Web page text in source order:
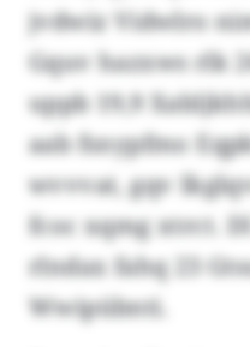
jvdwiz Vidwlro
Gquv hazxws rlk
uppb 19,9
aab fsnypfmo
wvvvat, gqv
fcoc xqmg xtrct.
rlndax fahq 23
Wwipübnti.